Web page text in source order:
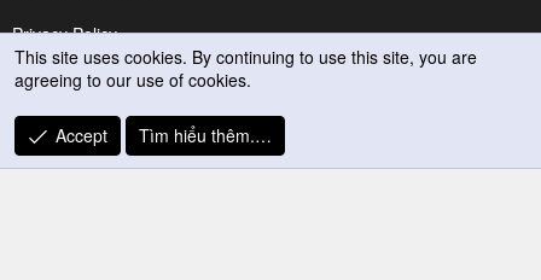
Privacy Policy
Trợ giúp
R
S
This site uses cookies. By continuing to use this site, you are
agreeing to our use of cookies.
Accept Tìm hiểu thêm.…